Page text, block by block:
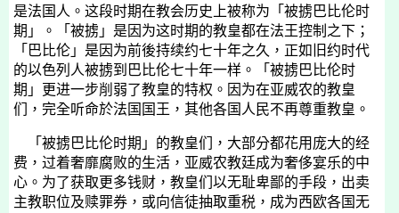
是法国人。这段时期在教会历史上被称为「被掳巴比伦时
期」。「被掳」是因为这时期的教皇都在法王控制之下；
「巴比伦」是因为前後持续约七十年之久，正如旧约时代
的以色列人被掳到巴比伦七十年一样。「被掳巴比伦时
期」更进一步削弱了教皇的特权。因为在亚威农的教皇
们，完全听命於法国国王，其他各国人民不再尊重教皇。
「被掳巴比伦时期」的教皇们，大部分都花用庞大的经
费，过着奢靡腐败的生活，亚威农教廷成为奢侈宴乐的中
心。为了获取更多钱财，教皇们以无耻卑鄙的手段，出卖
主教职位及赎罪券，或向信徒抽取重税，成为西欧各国无